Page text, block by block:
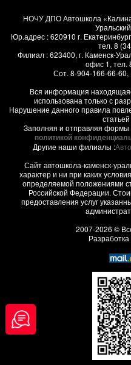
НОЧУ ДПО Автошкола
Уральский
Юр.адрес :620910 г.
тел. 8
Филиал :623400, г. Каменск-
офис 1, тел.
Сот. 8-904-166-66-60,
Вся информация
использована только с
Нарушение данного правила
Заполняя и отправляя формы
политикой
Другие наши филиалы :
Сайт автошкола-каменск-
характер и ни при каких
определяемой положениями
Российской Федерации.
предоставления услуг
2007-2026 ©
Разработка